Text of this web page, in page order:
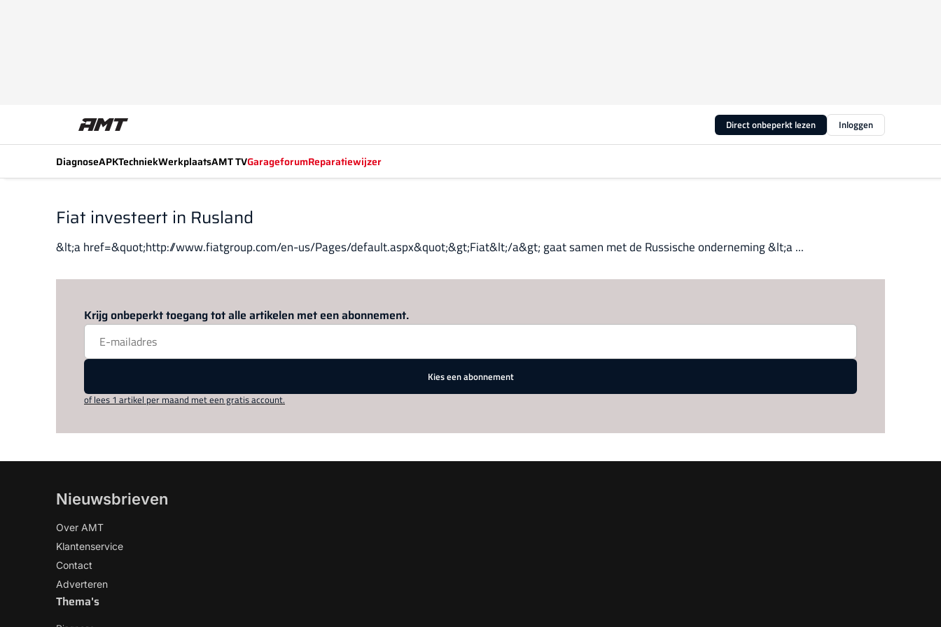
Direct onbeperkt lezen Inloggen
DiagnoseAPKTechniekWerkplaatsAMT TVGarageforumReparatiewijzer
Fiat investeert in Rusland
&lt;a href=&quot;http://www.fiatgroup.com/en-us/Pages/default.aspx&quot;&gt;Fiat&lt;/a&gt; gaat samen met de Russische onderneming &lt;a ...
Krijg onbeperkt toegang tot alle artikelen met een abonnement.
Kies een abonnement
of lees 1 artikel per maand met een gratis account.
Nieuwsbrieven
Over AMT
Klantenservice
Contact
Adverteren
Thema's